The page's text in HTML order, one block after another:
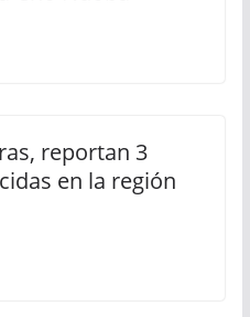
reportan 3
en la región